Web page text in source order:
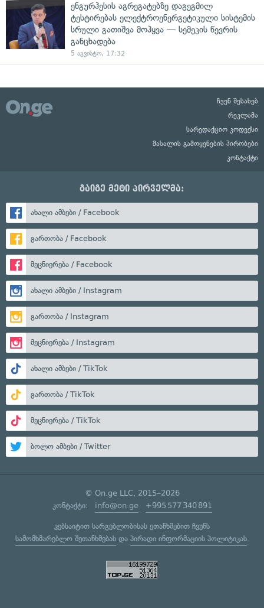
ენგურჰესის აგრეგატებზე დაგეგმილ
ტესტირებას ელექტროენერგეტიკული სისტემის
სრული გათიშვა მოჰყვა — სემეკის წევრის
განცხადება
5 აგვისტო, 17:32
ჩვენ შესახებ
რეკლამა
სარედაქციო კოდექსი
მასალის გამოყენების პირობები
კონტაქტი
გაიგე მეტი პირველმა:
ახალი ამბები / Facebook
გართობა / Facebook
მეცნიერება / Facebook
ახალი ამბები / Instagram
გართობა / Instagram
მეცნიერება / Instagram
ახალი ამბები / TikTok
გართობა / TikTok
მეცნიერება / TikTok
ბოლო ამბები / Twitter
© On.ge LLC, 2015–2026
კონტაქტი: info@on.ge +995 577 340 891
ვებსაიტით სარგებლობისას ეთანხმებით ჩვენს
სამომხმარებლო შეთანხმებასდა პირადი ინფორმაციის პოლიტიკას.